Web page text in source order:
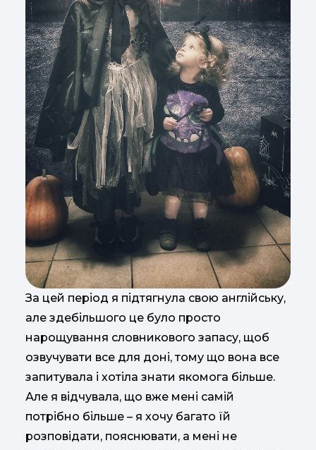
За цей період я підтягнула свою англійську,
але здебільшого це було просто
нарощування словникового запасу, щоб
озвучувати все для доні, тому що вона все
запитувала і хотіла знати якомога більше.
Але я відчувала, що вже мені самій
потрібно більше – я хочу багато їй
розповідати, пояснювати, а мені не